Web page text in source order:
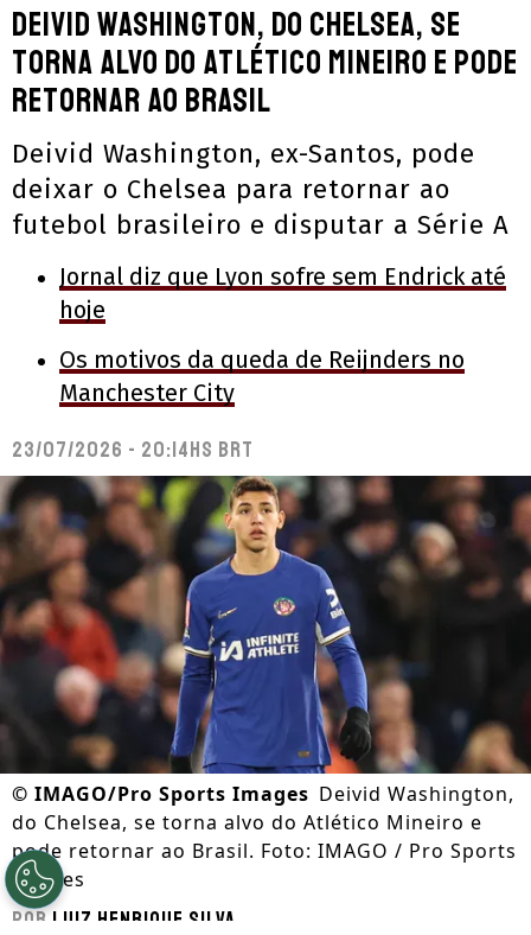
Deivid Washington, do Chelsea, se
torna alvo do Atlético Mineiro e pode
retornar ao Brasil
Deivid Washington, ex-Santos, pode
deixar o Chelsea para retornar ao
futebol brasileiro e disputar a Série A
Jornal diz que Lyon sofre sem Endrick até
hoje
Os motivos da queda de Reijnders no
Manchester City
23/07/2026 - 20:14hs BRT
© IMAGO/Pro Sports Images Deivid Washington,
do Chelsea, se torna alvo do Atlético Mineiro e
pode retornar ao Brasil. Foto: IMAGO / Pro Sports
Images
Por Luiz Henrique Silva